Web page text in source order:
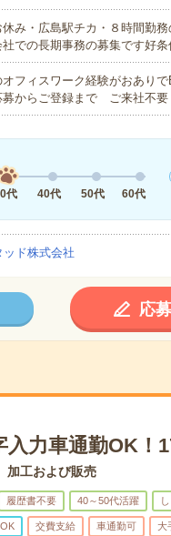
み・広島駅チカ・８時間勤
社での長期事務の募集です好
フィスワーク経験がおあり
募からご登録まで ご来社不
代 40代 50代 60代
ッド株式会社
応
入力車通勤OK！
加工および販売
履歴書不要 40～50代活躍
交費支給 車通勤可 大